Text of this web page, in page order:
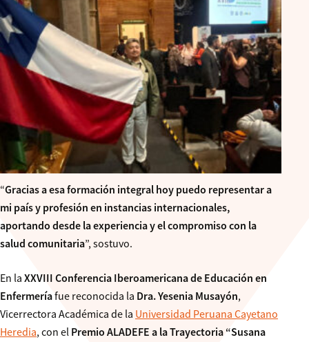
“Gracias a esa formación integral hoy puedo representar a
mi país y profesión en instancias internacionales,
aportando desde la experiencia y el compromiso con la
salud comunitaria”, sostuvo.
En la XXVIII Conferencia Iberoamericana de Educación en
Enfermeríafue reconocida la Dra. Yesenia Musayón,
Vicerrectora Académica de la Universidad Peruana Cayetano
Heredia, con el Premio ALADEFE a la Trayectoria “Susana